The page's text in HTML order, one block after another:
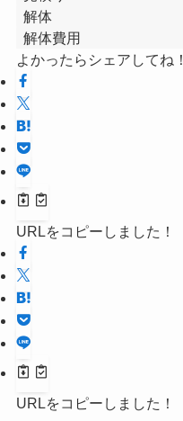
解体
解体費用
よかったらシェアしてね！
URLをコピーしました！
URLをコピーしました！